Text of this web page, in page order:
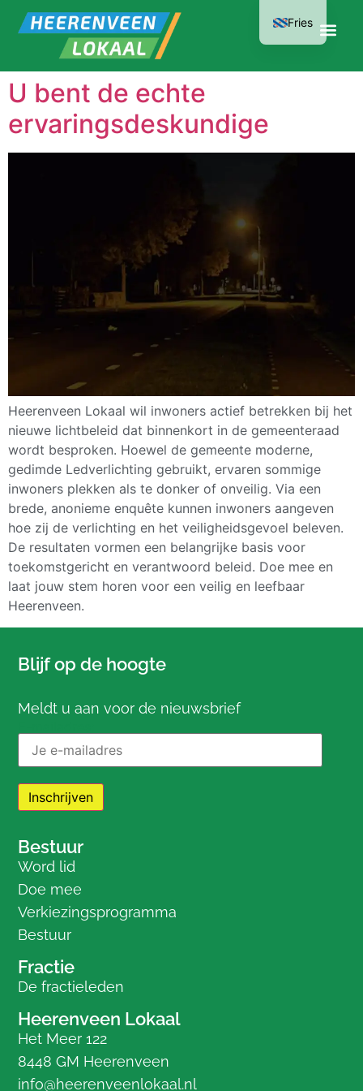
U bent de echte
ervaringsdeskundige
Heerenveen Lokaal wil inwoners actief betrekken bij het
nieuwe lichtbeleid dat binnenkort in de gemeenteraad
wordt besproken. Hoewel de gemeente moderne,
gedimde Ledverlichting gebruikt, ervaren sommige
inwoners plekken als te donker of onveilig. Via een
brede, anonieme enquête kunnen inwoners aangeven
hoe zij de verlichting en het veiligheidsgevoel beleven.
De resultaten vormen een belangrijke basis voor
toekomstgericht en verantwoord beleid. Doe mee en
laat jouw stem horen voor een veilig en leefbaar
Heerenveen.
Blijf op de hoogte
Meldt u aan voor de nieuwsbrief
Bestuur
Word lid
Doe mee
Verkiezingsprogramma
Bestuur
Fractie
De fractieleden
Heerenveen Lokaal
Het Meer 122
8448 GM Heerenveen
info@heerenveenlokaal.nl
Fries